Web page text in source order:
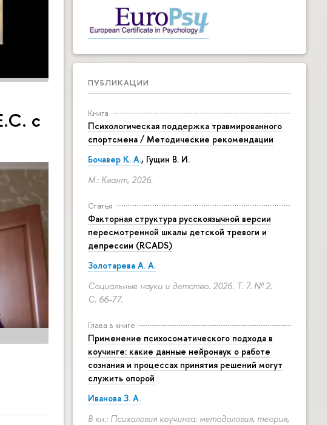
ПУБЛИКАЦИИ
Книга
Психологическая поддержка травмированного
спортсмена / Методические рекомендации
Бочавер К. А., Гущин В. И.
М.: Квант, 2026.
Статья
Факторная структура русскоязычной версии
пересмотренной шкалы детской тревоги и
депрессии (RCADS)
Золотарева А. А.
Социальные науки и детство. 2026. Т. 7. № 2.
С. 66-77.
Глава в книге
Применение психосоматического подхода в
коучинге: какие данные нейронаук о работе
сознания и процессах принятия решений могут
служить опорой
Иванова З. А.
В кн.: Психология коучинга: методология, теория,
с